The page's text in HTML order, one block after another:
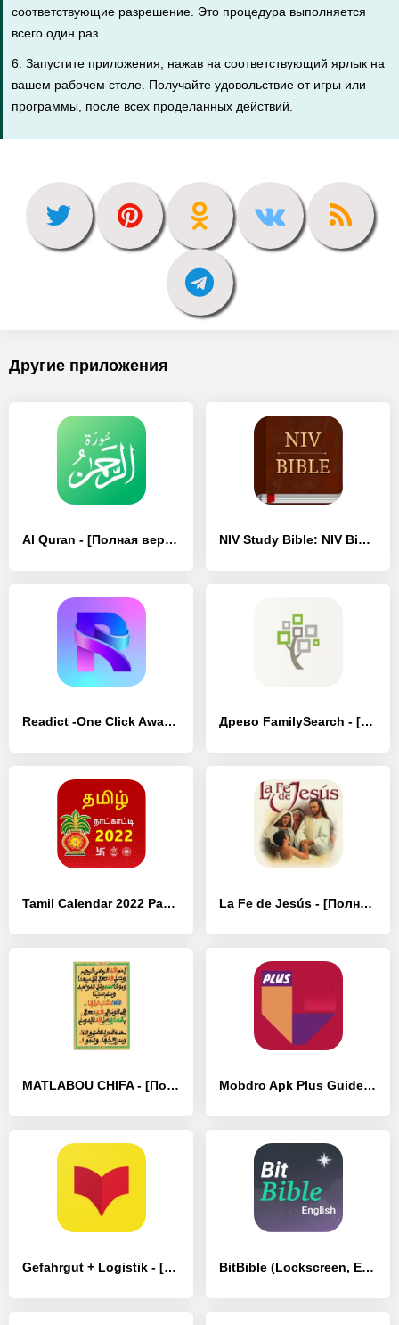
соответствующие разрешение. Это процедура выполняется
всего один раз.
6. Запустите приложения, нажав на соответствующий ярлык на
вашем рабочем столе. Получайте удовольствие от игры или
программы, после всех проделанных действий.
Другие приложения
Al Quran - [Полная версия] NIV Study Bible: NIV Bible - [Полная версия]
Readict -One Click Away Novels - [Полная версия] Древо FamilySearch - [Полная версия]
Tamil Calendar 2022 Panchangam - [Полная версия] La Fe de Jesús - [Полная версия]
MATLABOU CHIFA - [Полная версия] Mobdro Apk Plus Guide - [Полная версия]
Gefahrgut + Logistik - [Полная версия] BitBible (Lockscreen, English) - [Полная версия]